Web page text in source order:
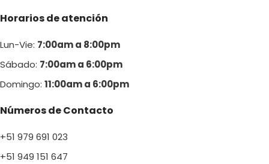
Horarios de atención
Lun-Vie: 7:00am a 8:00pm
Sábado: 7:00am a 6:00pm
Domingo: 11:00am a 6:00pm
Números de Contacto
+51 979 691 023
+51 949 151 647